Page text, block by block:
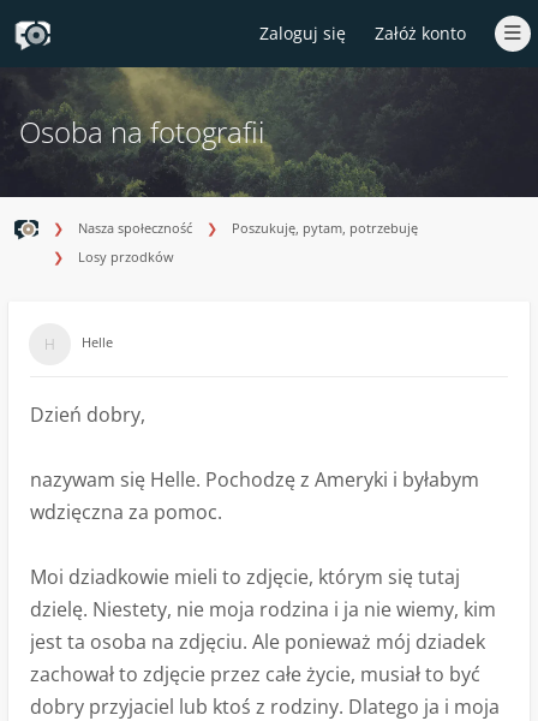
Zaloguj się Załóż konto
Osoba na fotografii
Nasza społeczność
Poszukuję, pytam, potrzebuję
Losy przodków
Helle
Dzień dobry,
nazywam się Helle. Pochodzę z Ameryki i byłabym
wdzięczna za pomoc.
Moi dziadkowie mieli to zdjęcie, którym się tutaj
dzielę. Niestety, nie moja rodzina i ja nie wiemy, kim
jest ta osoba na zdjęciu. Ale ponieważ mój dziadek
zachował to zdjęcie przez całe życie, musiał to być
dobry przyjaciel lub ktoś z rodziny. Dlatego ja i moja